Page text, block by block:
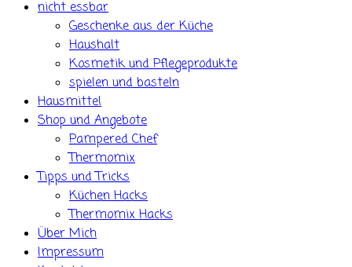
nicht essbar
Geschenke aus der Küche
Haushalt
Kosmetik und Pflegeprodukte
spielen und basteln
Hausmittel
Shop und Angebote
Pampered Chef
Thermomix
Tipps und Tricks
Küchen Hacks
Thermomix Hacks
Über Mich
Impressum